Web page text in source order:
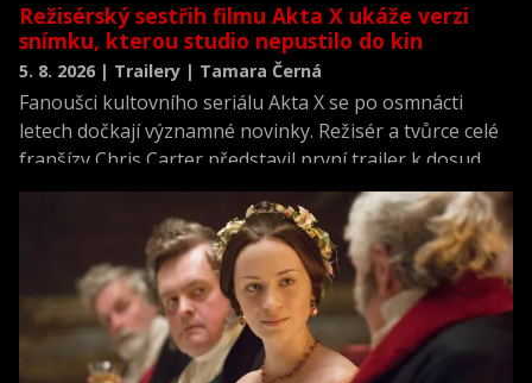
Režisérský sestřih filmu Akta X ukáže verzi
snímku, kterou studio nepustilo do kin
5. 8. 2026 | Trailery | Tamara Černá
Fanoušci kultovního seriálu Akta X se po osmnácti
letech dočkají významné novinky. Režisér a tvůrce celé
franšízy Chris Carter představil první trailer k dosud
neviděné režisérské verzi filmu Akta X: Chci uvěřit.